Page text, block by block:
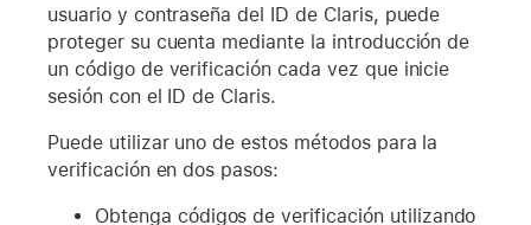
usuario y contraseña del ID de Claris, puede
proteger su cuenta mediante la introducción de
un código de verificación cada vez que inicie
sesión con el ID de Claris.
Puede utilizar uno de estos métodos para la
verificación en dos pasos:
Obtenga códigos de verificación utilizando